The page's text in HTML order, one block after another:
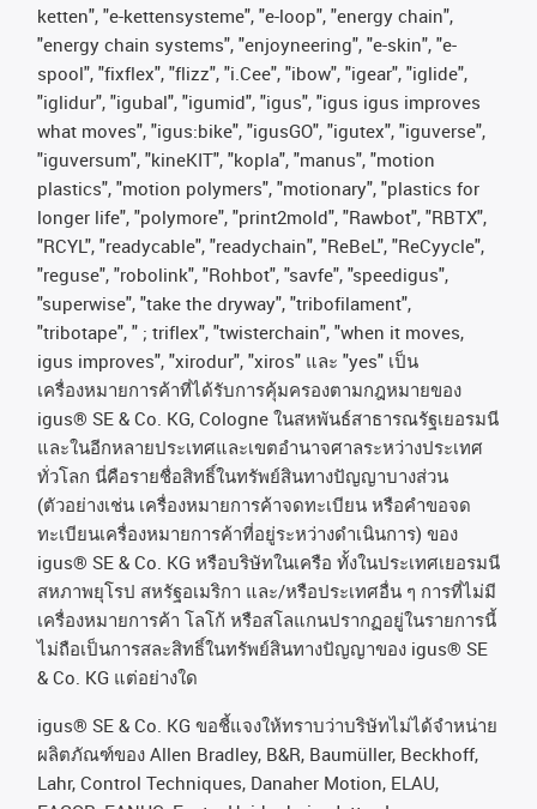
ketten", "e-kettensysteme", "e-loop", "energy chain",
"energy chain systems", "enjoyneering", "e-skin", "e-
spool", "fixflex", "flizz", "i.Cee", "ibow", "igear", "iglide",
"iglidur", "igubal", "igumid", "igus", "igus igus improves
what moves", "igus:bike", "igusGO", "igutex", "iguverse",
"iguversum", "kineKIT", "kopla", "manus", "motion
plastics", "motion polymers", "motionary", "plastics for
longer life", "polymore", "print2mold", "Rawbot", "RBTX",
"RCYL", "readycable", "readychain", "ReBeL", "ReCyycle",
"reguse", "robolink", "Rohbot", "savfe", "speedigus",
"superwise", "take the dryway", "tribofilament",
"tribotape", " ; triflex", "twisterchain", "when it moves,
igus improves", "xirodur", "xiros" และ "yes" เป็น
เครื่องหมายการค้าที่ได้รับการคุ้มครองตามกฎหมายของ
igus® SE & Co. KG, Cologne ในสหพันธ์สาธารณรัฐเยอรมนี
และในอีกหลายประเทศและเขตอํานาจศาลระหว่างประเทศ
ทั่วโลก นี่คือรายชื่อสิทธิ์ในทรัพย์สินทางปัญญาบางส่วน
(ตัวอย่างเช่น เครื่องหมายการค้าจดทะเบียน หรือคำขอจด
ทะเบียนเครื่องหมายการค้าที่อยู่ระหว่างดำเนินการ) ของ
igus® SE & Co. KG หรือบริษัทในเครือ ทั้งในประเทศเยอรมนี
สหภาพยุโรป สหรัฐอเมริกา และ/หรือประเทศอื่น ๆ การที่ไม่มี
เครื่องหมายการค้า โลโก้ หรือสโลแกนปรากฏอยู่ในรายการนี้
ไม่ถือเป็นการสละสิทธิ์ในทรัพย์สินทางปัญญาของ igus® SE
& Co. KG แต่อย่างใด
igus® SE & Co. KG ขอชี้แจงให้ทราบว่าบริษัทไม่ได้จําหน่าย
ผลิตภัณฑ์ของ Allen Bradley, B&R, Baumüller, Beckhoff,
Lahr, Control Techniques, Danaher Motion, ELAU,